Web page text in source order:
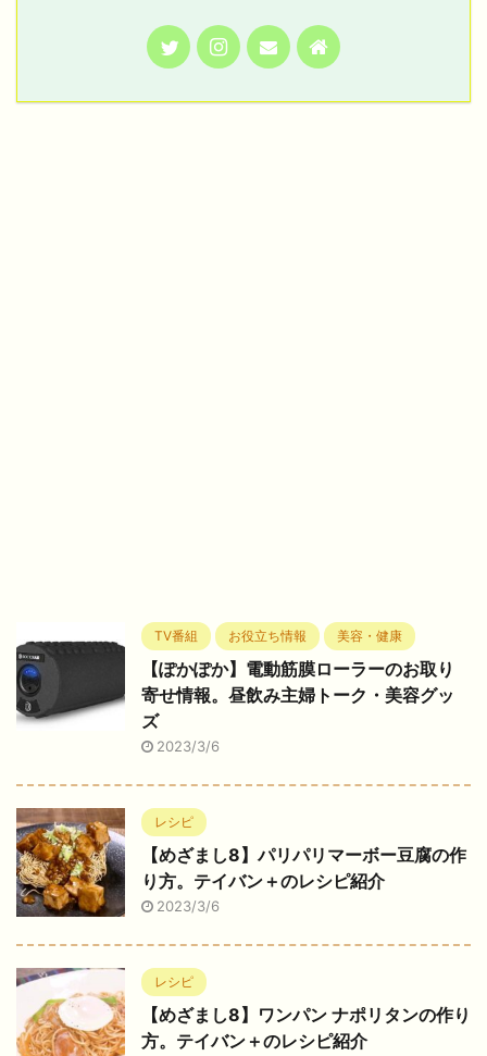
TV番組 お役立ち情報 美容・健康
【ぽかぽか】電動筋膜ローラーのお取り
寄せ情報。昼飲み主婦トーク・美容グッ
ズ
2023/3/6
レシピ
【めざまし8】パリパリマーボー豆腐の作
り方。テイバン＋のレシピ紹介
2023/3/6
レシピ
【めざまし8】ワンパン ナポリタンの作り
方。テイバン＋のレシピ紹介